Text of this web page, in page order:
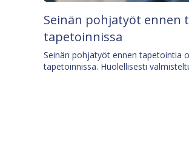
Seinän pohjatyöt ennen
tapetoinnissa
Seinän pohjatyöt ennen tapetointia
tapetoinnissa. Huolellisesti